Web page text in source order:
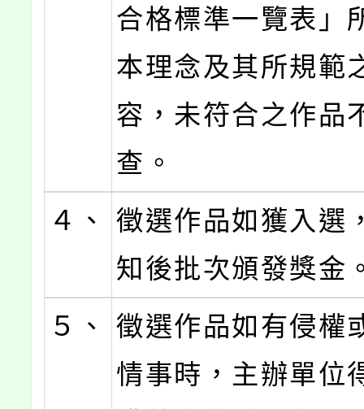
合格標準一覽表」
本理念及其所規範
容，未符合之作品
查。
４、
徵選作品如獲入選
知後批次頒發獎金
５、
徵選作品如有侵權
情事時，主辦單位